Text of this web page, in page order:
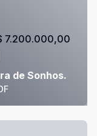
de Sonhos.
7.200.000,00